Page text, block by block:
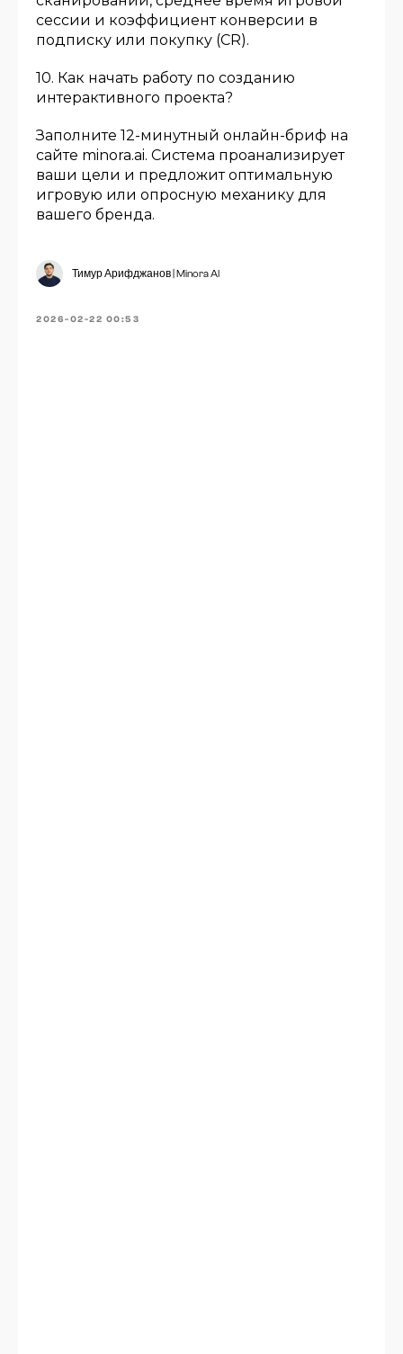
сессии и коэффициент конверсии в
подписку или покупку (CR).
10. Как начать работу по созданию
интерактивного проекта?
Заполните 12-минутный онлайн-бриф на
сайте minora.ai. Система проанализирует
ваши цели и предложит оптимальную
игровую или опросную механику для
вашего бренда.
Тимур Арифджанов | Minora AI
2026-02-22 00:53